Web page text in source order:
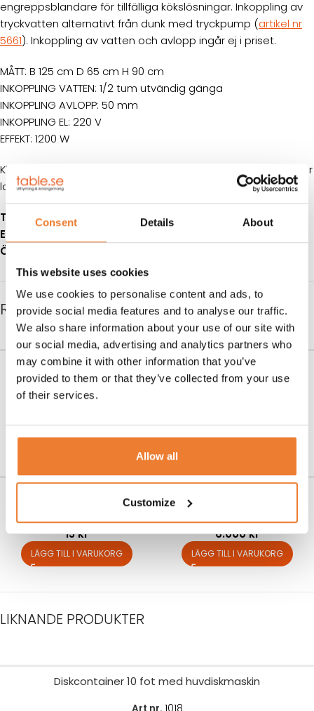
Consent Details About
This website uses cookies
We use cookies to personalise content and ads, to
provide social media features and to analyse our traffic.
We also share information about your use of our site with
our social media, advertising and analytics partners who
may combine it with other information that you’ve
provided to them or that they’ve collected from your use
of their services.
Allow all
Customize
engreppsblandare för tillfälliga kökslösningar. Inkoppling av
tryckvatten alternativt från dunk med tryckpump (artikel nr
5661). Inkoppling av vatten och avlopp ingår ej i priset.
MÅTT: B 125 cm D 65 cm H 90 cm
INKOPPLING VATTEN: 1/2 tum utvändig gänga
INKOPPLING AVLOPP: 50 mm
INKOPPLING EL: 220 V
EFFEKT: 1200 W
Klicka på
för information om våra hyresvillkor eller
ladda ner pdfen
Telefon:08-50 000 450
(tryck 2 i växelmenyn)
E-post:
Öppettider:
RELATERADE PRODUKTER
Rostfri arbetsbänk på hjul
290 cm
1.800kr
LÄGG TILL I VARUKORG
Rostfri arbetsbänk 120 cm
LÄGG TILL I VARUKORG
Art nr.5821
15kr
LÄGG TILL I VARUKORG
Art nr.5655
6.000kr
LÄGG TILL I VARUKORG
LIKNANDE PRODUKTER
Diskcontainer 10 fot med huvdiskmaskin